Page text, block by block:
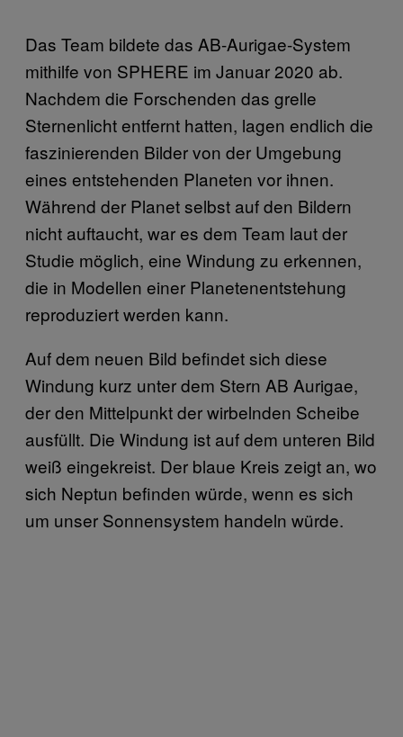
Das Team bildete das AB-Aurigae-System
mithilfe von SPHERE im Januar 2020 ab.
Nachdem die Forschenden das grelle
Sternenlicht entfernt hatten, lagen endlich die
faszinierenden Bilder von der Umgebung
eines entstehenden Planeten vor ihnen.
Während der Planet selbst auf den Bildern
nicht auftaucht, war es dem Team laut der
Studie möglich, eine Windung zu erkennen,
die in Modellen einer Planetenentstehung
reproduziert werden kann.
Auf dem neuen Bild befindet sich diese
Windung kurz unter dem Stern AB Aurigae,
der den Mittelpunkt der wirbelnden Scheibe
ausfüllt. Die Windung ist auf dem unteren Bild
weiß eingekreist. Der blaue Kreis zeigt an, wo
sich Neptun befinden würde, wenn es sich
um unser Sonnensystem handeln würde.